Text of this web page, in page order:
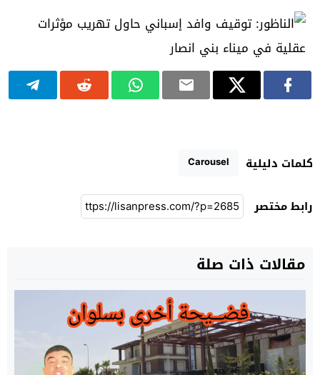
كلمات دليلية Carousel
رابط مختصر
مقالات ذات صلة